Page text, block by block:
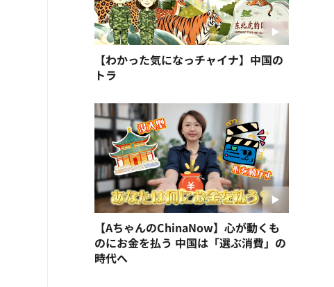
【わかった気になっチャイナ】中国の
トラ
【AちゃんのChinaNow】心が動くも
のにお金を払う 中国は「選ぶ消費」の
時代へ